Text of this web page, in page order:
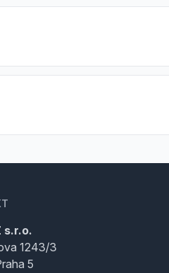
s.r.o.
1243/3
5